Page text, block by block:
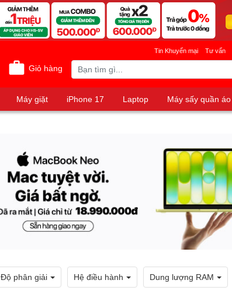
Giỏ hàng
Tin Khuyến mại Tư vấn
Máy giặt iPhone 17 Laptop
Máy sấy quần áo
Độ phân giải Hệ điều hành Dung lượng RAM